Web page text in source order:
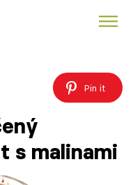
Pin it
s malinami